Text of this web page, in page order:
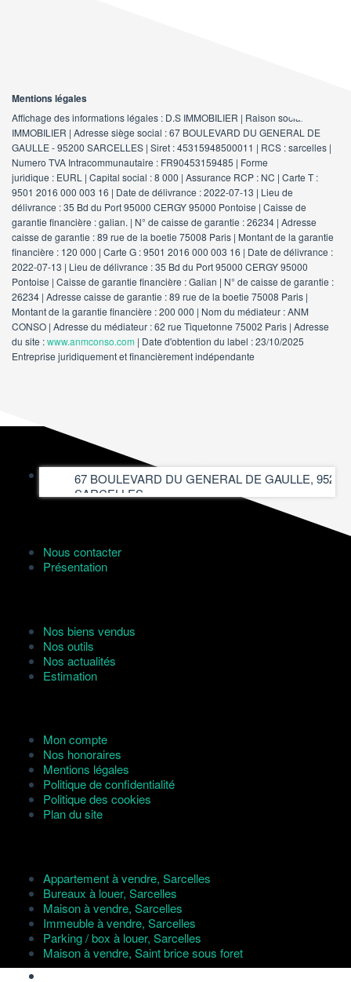
Mentions légales
Affichage des informations légales : D.S IMMOBILIER | Raison sociale : DS
IMMOBILIER | Adresse siège social : 67 BOULEVARD DU GENERAL DE
GAULLE - 95200 SARCELLES | Siret : 45315948500011 | RCS : sarcelles |
Numero TVA Intracommunautaire : FR90453159485 | Forme
juridique : EURL | Capital social : 8 000 | Assurance RCP : NC | Carte T :
9501 2016 000 003 16 | Date de délivrance : 2022-07-13 | Lieu de
délivrance : 35 Bd du Port 95000 CERGY 95000 Pontoise | Caisse de
garantie financière : galian. | N° de caisse de garantie : 26234 | Adresse
caisse de garantie : 89 rue de la boetie 75008 Paris | Montant de la garantie
financière : 120 000 | Carte G : 9501 2016 000 003 16 | Date de délivrance :
2022-07-13 | Lieu de délivrance : 35 Bd du Port 95000 CERGY 95000
Pontoise | Caisse de garantie financière : Galian | N° de caisse de garantie :
26234 | Adresse caisse de garantie : 89 rue de la boetie 75008 Paris |
Montant de la garantie financière : 200 000 | Nom du médiateur : ANM
CONSO | Adresse du médiateur : 62 rue Tiquetonne 75002 Paris | Adresse
du site :www.anmconso.com | Date d'obtention du label : 23/10/2025
Entreprise juridiquement et financièrement indépendante
L'Agence
67 BOULEVARD DU GENERAL DE GAULLE, 95200
SARCELLES
Nous contacter
Présentation
Nos biens vendus
Nos outils
Nos actualités
Estimation
Mon compte
Nos honoraires
Mentions légales
Politique de confidentialité
Politique des cookies
Plan du site
Appartement à vendre, Sarcelles
Bureaux à louer, Sarcelles
Maison à vendre, Sarcelles
Immeuble à vendre, Sarcelles
Parking / box à louer, Sarcelles
Maison à vendre, Saint brice sous foret